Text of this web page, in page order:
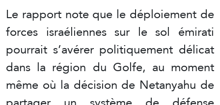
Le rapport note que le déploiement de
forces israéliennes sur le sol émirati
pourrait s’avérer politiquement délicat
dans la région du Golfe, au moment
même où la décision de Netanyahu de